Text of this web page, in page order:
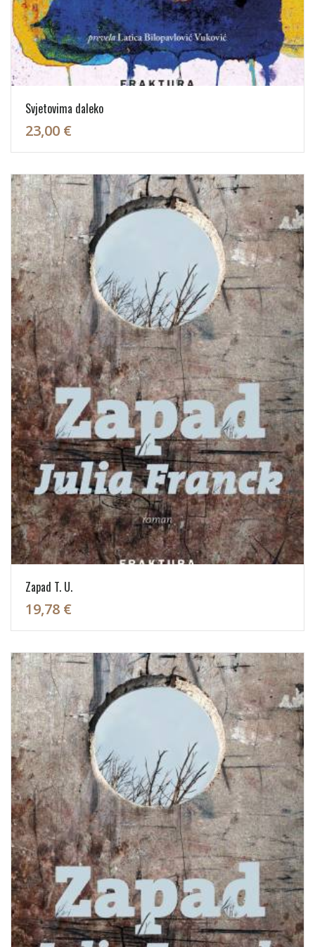
Svjetovima daleko
23,00 €
Zapad T. U.
19,78 €